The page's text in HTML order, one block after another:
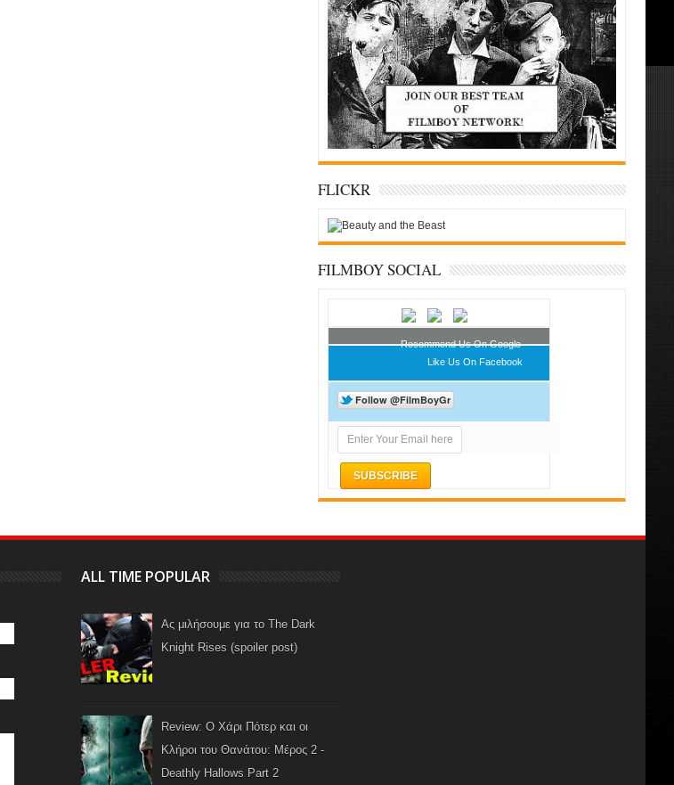
FLICKR
FILMBOY SOCIAL
Recommend Us On Google
Like Us On Facebook
ALL TIME POPULAR
Ας μιλήσουμε για το The Dark
Knight Rises (spoiler post)
Review: Ο Χάρι Πότερ και οι
Κλήροι του Θανάτου: Μέρος 2 -
Deathly Hallows Part 2